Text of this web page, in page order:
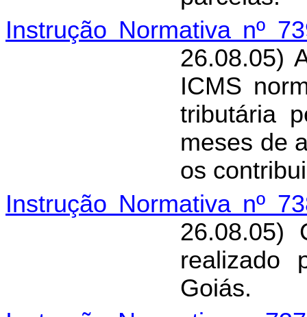
Instrução Normativa nº
26.08.05)
ICMS
tributária
meses de
os
Instrução Normativa nº
26.08.05)
realizado
Goiás.